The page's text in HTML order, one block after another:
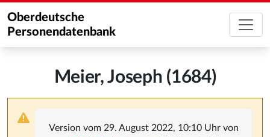
Oberdeutsche
Personendatenbank
Meier, Joseph (1684)
Version vom 29. August 2022, 10:10 Uhr von